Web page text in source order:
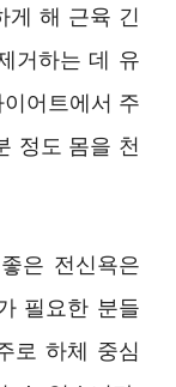
게 해 근육 긴
거하는 데 유
어트에서 주
정도 몸을 천
은 전신욕은
필요한 분들
로 하체 중심